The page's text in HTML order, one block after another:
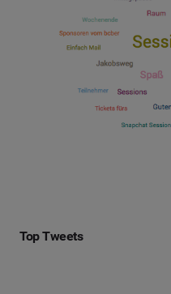
Top Tweets